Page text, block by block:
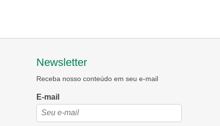
Newsletter
Receba nosso conteúdo em seu e-mail
E-mail